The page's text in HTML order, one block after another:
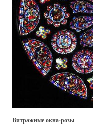
Витражные окна-розы